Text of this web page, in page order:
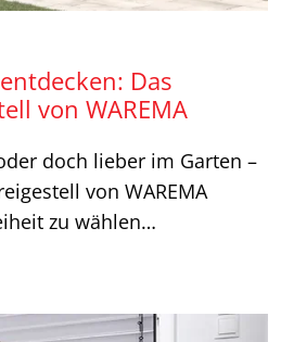
Das
von WAREMA
doch lieber im Garten –
von WAREMA
zu wählen…